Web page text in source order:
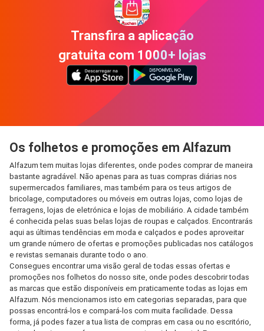
Transfira a aplicação
gratuita com 1000+ lojas
Os folhetos e promoções em Alfazum
Alfazum tem muitas lojas diferentes, onde podes comprar de maneira
bastante agradável. Não apenas para as tuas compras diárias nos
supermercados familiares, mas também para os teus artigos de
bricolage, computadores ou móveis em outras lojas, como lojas de
ferragens, lojas de eletrónica e lojas de mobiliário. A cidade também
é conhecida pelas suas belas lojas de roupas e calçados. Encontrarás
aqui as últimas tendências em moda e calçados e podes aproveitar
um grande número de ofertas e promoções publicadas nos catálogos
e revistas semanais durante todo o ano.
Consegues encontrar uma visão geral de todas essas ofertas e
promoções nos folhetos do nosso site, onde podes descobrir todas
as marcas que estão disponíveis em praticamente todas as lojas em
Alfazum. Nós mencionamos isto em categorias separadas, para que
possas encontrá-los e compará-los com muita facilidade. Dessa
forma, já podes fazer a tua lista de compras em casa ou no escritório,